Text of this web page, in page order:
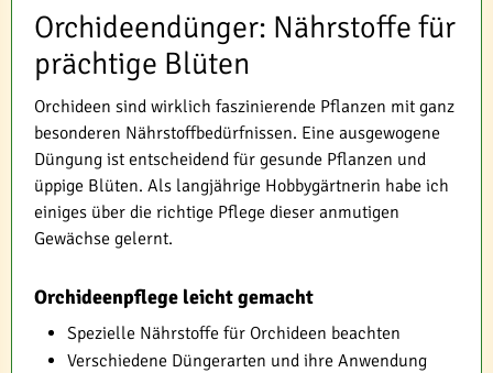
Orchideendünger: Nährstoffe für
prächtige Blüten
Orchideen sind wirklich faszinierende Pflanzen mit ganz
besonderen Nährstoffbedürfnissen. Eine ausgewogene
Düngung ist entscheidend für gesunde Pflanzen und
üppige Blüten. Als langjährige Hobbygärtnerin habe ich
einiges über die richtige Pflege dieser anmutigen
Gewächse gelernt.
Orchideenpflege leicht gemacht
Spezielle Nährstoffe für Orchideen beachten
Verschiedene Düngerarten und ihre Anwendung